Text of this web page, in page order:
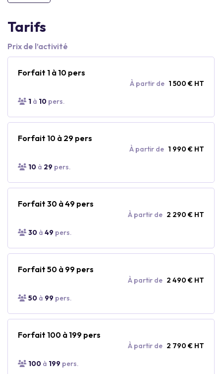
Tarifs
Prix de l’activité
Forfait 1 à 10 pers
À partir de 1 500 € HT
1 à 10 pers.
Forfait 10 à 29 pers
À partir de 1 990 € HT
10 à 29 pers.
Forfait 30 à 49 pers
À partir de 2 290 € HT
30 à 49 pers.
Forfait 50 à 99 pers
À partir de 2 490 € HT
50 à 99 pers.
Forfait 100 à 199 pers
À partir de 2 790 € HT
100 à 199 pers.